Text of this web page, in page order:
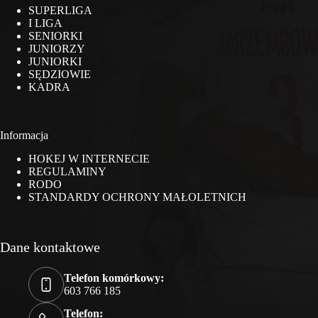
SUPERLIGA
I LIGA
SENIORKI
JUNIORZY
JUNIORKI
SĘDZIOWIE
KADRA
Informacja
HOKEJ W INTERNECIE
REGULAMINY
RODO
STANDARDY OCHRONY MAŁOLETNICH
Dane kontaktowe
Telefon komórkowy:
603 766 185
Telefon: